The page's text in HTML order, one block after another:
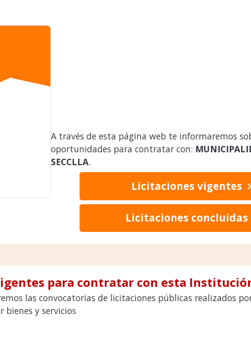
A través de esta página web te informaremos
oportunidades para contratar con:
SECCLLA.
Licitaciones vigentes
Licitaciones concluidas
para contratar con esta
las convocatorias de licitaciones públicas realizados
bienes y servicios